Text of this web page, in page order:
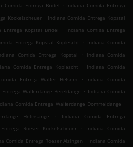
Comida Entrega Bridel . Indiana Comida Entrega
Kockelscheuer . Indiana Comida Entrega Kopstal
Entrega Kopstal Bridel . Indiana Comida Entrega
Entrega Kopstal Koplescht . Indiana Comida
Comida Entrega Kopstal .
Indiana Comida
Comida Entrega Koplescht . Indiana Comida
Entrega Walfer Helsem . Indiana Comida
Walferdange Bereldange . Indiana Comida
Comida Entrega Walferdange Dommeldange .
Helmsange
.
Indiana Comida Entrega
Roeser Kockelscheuer .
Indiana Comida
Comida Entrega Roeser Alzingen . Indiana Comida